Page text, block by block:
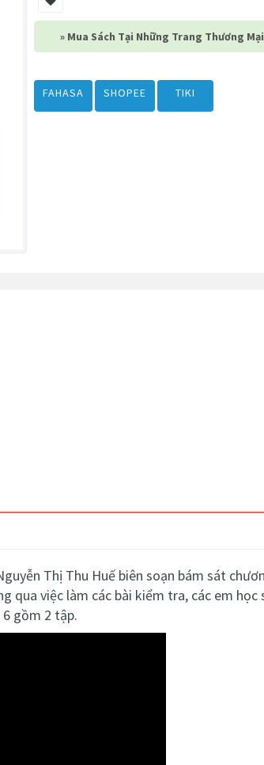
» Mua Sách Tại Những Trang Thương
FAHASA SHOPEE TIKI
Thị Thu Huế biên soạn bám sát
việc làm các bài kiểm tra, các em học
gồm 2 tập.